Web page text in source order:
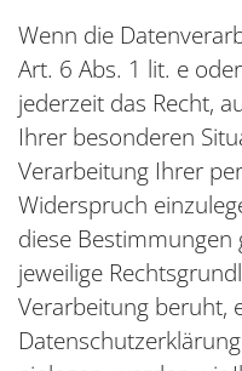
Wenn die
Art. 6 Abs. 1 lit. e
jederzeit das Recht,
Ihrer besonderen
Verarbeitung Ihrer
Widerspruch
diese Bestimmungen
jeweilige
Verarbeitung beruht,